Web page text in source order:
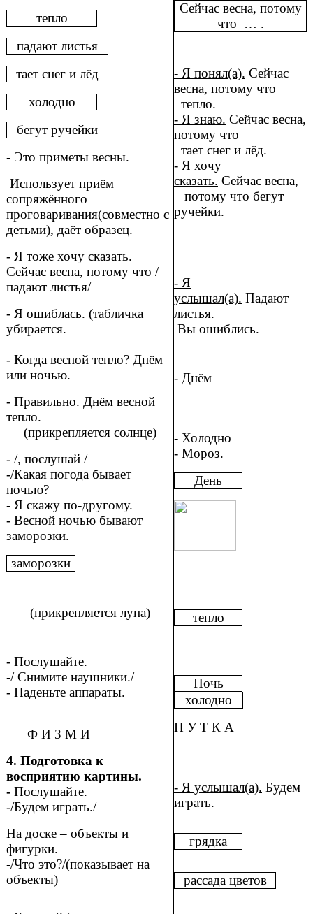
тепло
падают листья
тает снег и лёд
холодно
бегут ручейки
- Это приметы весны.
Использует приём
сопряжённого
проговаривания(совместно с
детьми), даёт образец.
- Я тоже хочу сказать.
Сейчас весна, потому что /
падают листья/
- Я ошиблась. (табличка
убирается.
- Когда весной тепло? Днём
или ночью.
- Правильно. Днём весной
тепло.
(прикрепляется солнце)
- /, послушай /
-/Какая погода бывает
ночью?
- Я скажу по-другому.
- Весной ночью бывают
заморозки.
заморозки
(прикрепляется луна)
- Послушайте.
-/ Снимите наушники./
- Наденьте аппараты.
Ф И З М И
4. Подготовка к
восприятию картины.
- Послушайте.
-/Будем играть./
На доске – объекты и
фигурки.
-/Что это?/(показывает на
объекты)
Сейчас весна, потому
что … .
- Я понял(а). Сейчас
весна, потому что
тепло.
- Я знаю. Сейчас весна,
потому что
тает снег и лёд.
- Я хочу
сказать. Сейчас весна,
потому что бегут
ручейки.
- Я
услышал(а). Падают
листья.
Вы ошиблись.
- Днём
- Холодно
- Мороз.
День
тепло
Ночь
холодно
Н У Т К А
- Я услышал(а). Будем
играть.
грядка
рассада цветов